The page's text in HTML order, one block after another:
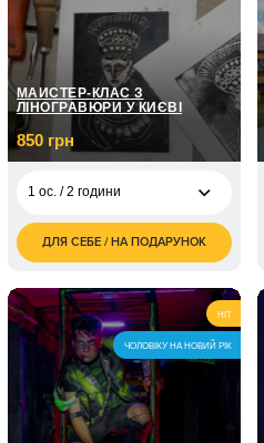
МАЙСТЕР-КЛАС З
ЛІНОГРАВЮРИ У КИЄВІ
850 грн
1 ос. / 2 години
850
грн
2 ос. / 2 години
1 700
грн
ДЛЯ СЕБЕ / НА ПОДАРУНОК
HIT
ЧОЛОВІКУ НА НОВИЙ РІК